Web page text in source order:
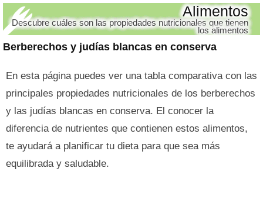
Berberechos y judías blancas en conserva
Alimentos
Descubre cuáles son las propiedades nutricionales que tienen
los alimentos
En esta página puedes ver una tabla comparativa con las
principales propiedades nutricionales de los berberechos
y las judías blancas en conserva. El conocer la
diferencia de nutrientes que contienen estos alimentos,
te ayudará a planificar tu dieta para que sea más
equilibrada y saludable.